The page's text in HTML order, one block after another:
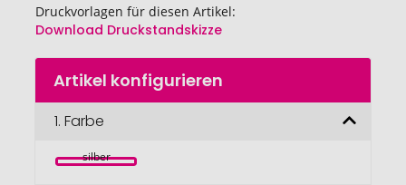
Druckvorlagen für diesen Artikel:
Download Druckstandskizze
Zum
Anfang
Bildgalerie
Artikel konfigurieren
1. Farbe
silber